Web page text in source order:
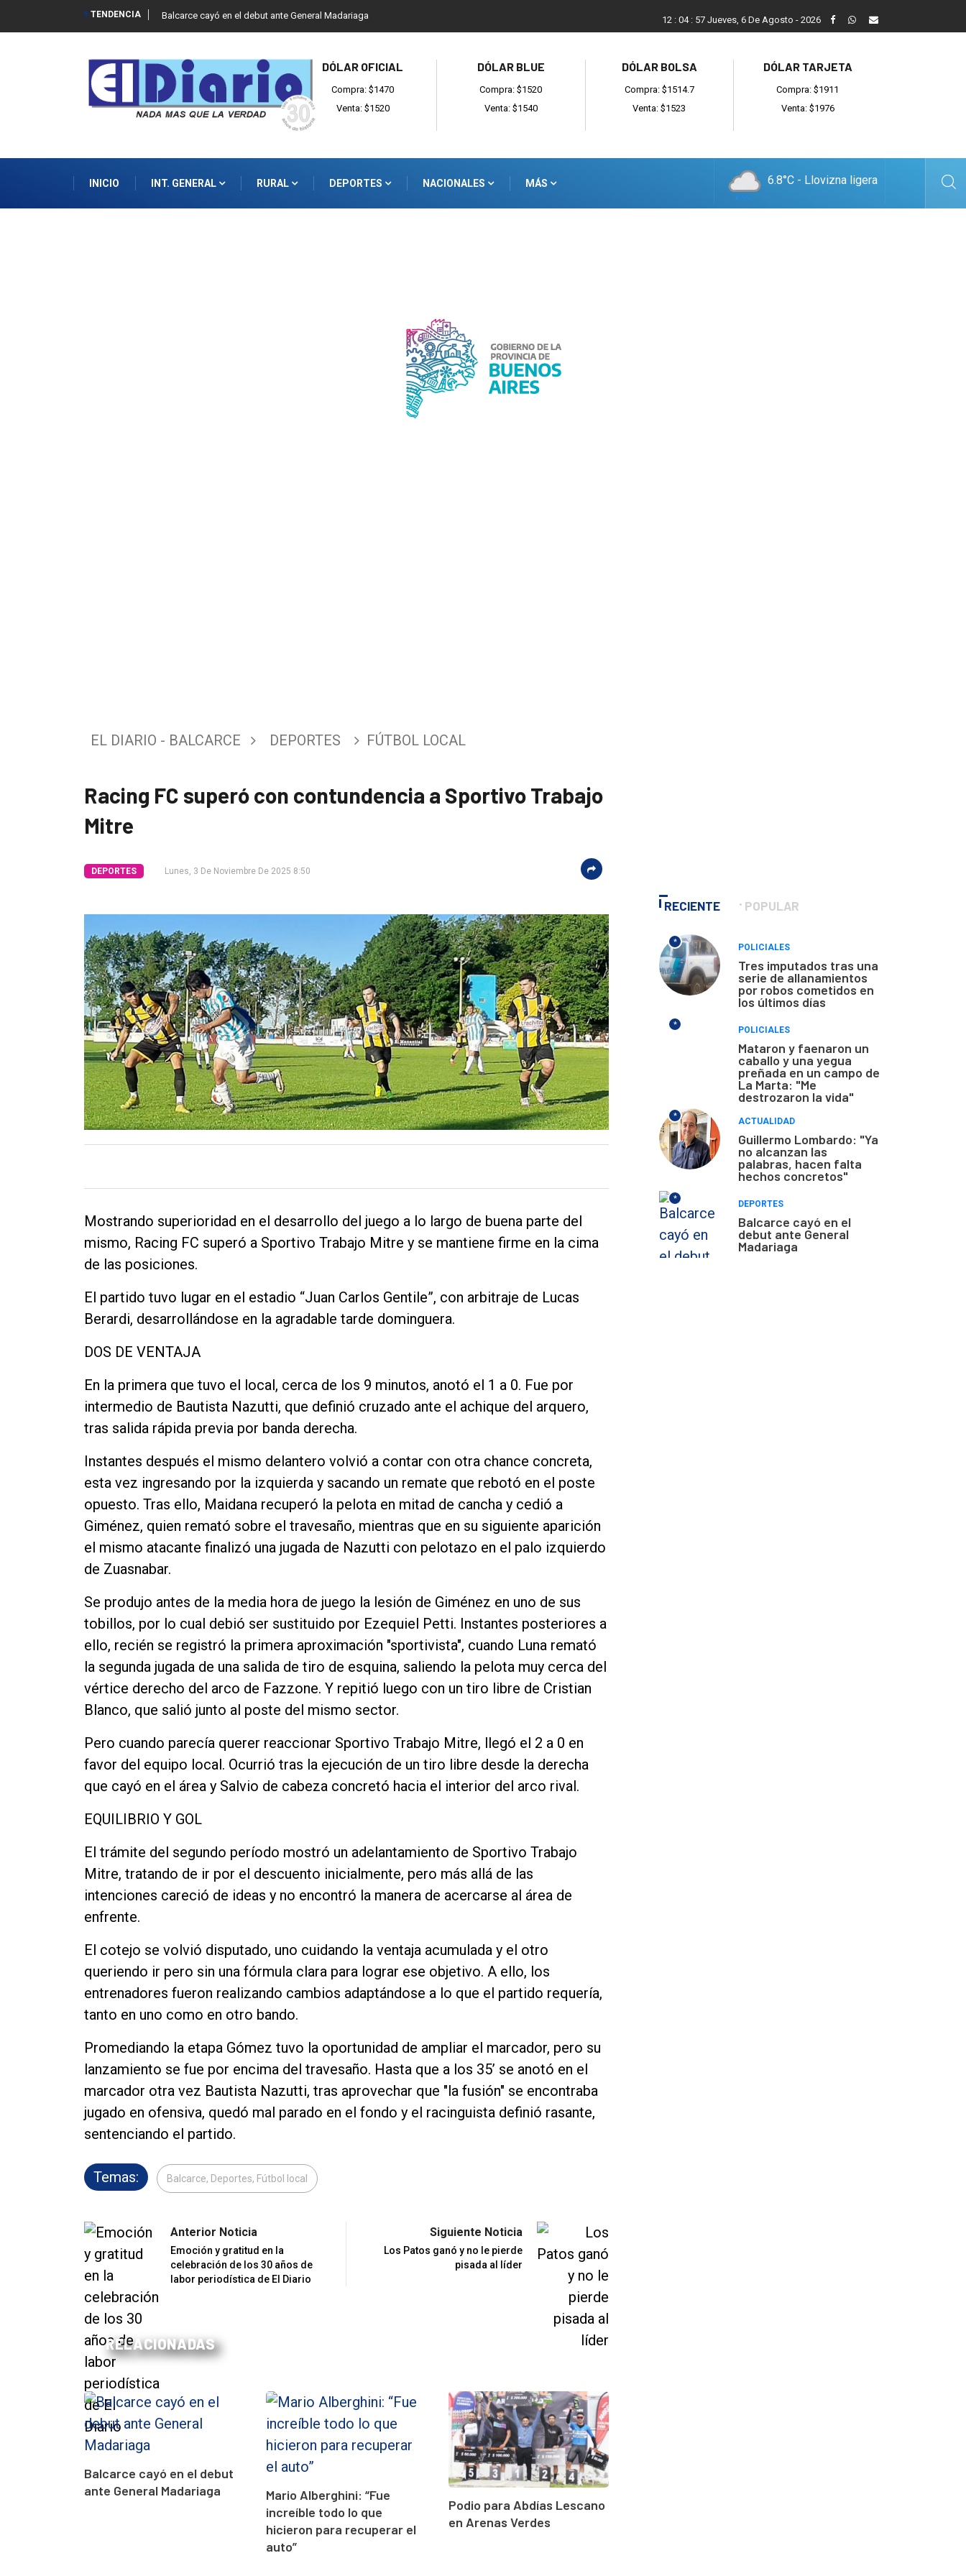
TENDENCIA Balcarce cayó en el debut ante General Madariaga Mario Alberghini: “Fue increíble todo lo que hicieron para
12 : 04: 58 Jueves, 6 De Agosto - 2026
DÓLAR OFICIAL
Compra: $1470
Venta: $1520
DÓLAR BLUE
Compra: $1520
Venta: $1540
DÓLAR BOLSA
Compra: $1514.7
Venta: $1523
DÓLAR TARJETA
Compra: $1911
Venta: $1976
INICIO INT. GENERAL RURAL DEPORTES NACIONALES MÁS 6.8°C - Llovizna ligera
Entrevistas
Fúnebres
Nosotros
Contacto
EL DIARIO - BALCARCE DEPORTES FÚTBOL LOCAL
Racing FC superó con contundencia a Sportivo Trabajo
Mitre
DEPORTES Lunes, 3 De Noviembre De 2025 8:50
Mostrando superioridad en el desarrollo del juego a lo largo de buena parte del
mismo, Racing FC superó a Sportivo Trabajo Mitre y se mantiene firme en la cima
de las posiciones.
El partido tuvo lugar en el estadio “Juan Carlos Gentile”, con arbitraje de Lucas
Berardi, desarrollándose en la agradable tarde dominguera.
DOS DE VENTAJA
En la primera que tuvo el local, cerca de los 9 minutos, anotó el 1 a 0. Fue por
intermedio de Bautista Nazutti, que definió cruzado ante el achique del arquero,
tras salida rápida previa por banda derecha.
Instantes después el mismo delantero volvió a contar con otra chance concreta,
esta vez ingresando por la izquierda y sacando un remate que rebotó en el poste
opuesto. Tras ello, Maidana recuperó la pelota en mitad de cancha y cedió a
Giménez, quien remató sobre el travesaño, mientras que en su siguiente aparición
el mismo atacante finalizó una jugada de Nazutti con pelotazo en el palo izquierdo
de Zuasnabar.
Se produjo antes de la media hora de juego la lesión de Giménez en uno de sus
tobillos, por lo cual debió ser sustituido por Ezequiel Petti. Instantes posteriores a
ello, recién se registró la primera aproximación "sportivista", cuando Luna remató
la segunda jugada de una salida de tiro de esquina, saliendo la pelota muy cerca del
vértice derecho del arco de Fazzone. Y repitió luego con un tiro libre de Cristian
Blanco, que salió junto al poste del mismo sector.
Pero cuando parecía querer reaccionar Sportivo Trabajo Mitre, llegó el 2 a 0 en
favor del equipo local. Ocurrió tras la ejecución de un tiro libre desde la derecha
que cayó en el área y Salvio de cabeza concretó hacia el interior del arco rival.
EQUILIBRIO Y GOL
El trámite del segundo período mostró un adelantamiento de Sportivo Trabajo
Mitre, tratando de ir por el descuento inicialmente, pero más allá de las
intenciones careció de ideas y no encontró la manera de acercarse al área de
enfrente.
El cotejo se volvió disputado, uno cuidando la ventaja acumulada y el otro
queriendo ir pero sin una fórmula clara para lograr ese objetivo. A ello, los
entrenadores fueron realizando cambios adaptándose a lo que el partido requería,
tanto en uno como en otro bando.
Promediando la etapa Gómez tuvo la oportunidad de ampliar el marcador, pero su
lanzamiento se fue por encima del travesaño. Hasta que a los 35’ se anotó en el
marcador otra vez Bautista Nazutti, tras aprovechar que "la fusión" se encontraba
jugado en ofensiva, quedó mal parado en el fondo y el racinguista definió rasante,
sentenciando el partido.
Temas: Balcarce, Deportes, Fútbol local
Anterior Noticia
Emoción y gratitud en la
celebración de los 30 años de
labor periodística de El Diario
Siguiente Noticia
Los Patos ganó y no le pierde
pisada al líder
RELACIONADAS
Balcarce cayó en el debut
ante General Madariaga
Mario Alberghini: “Fue
increíble todo lo que
hicieron para recuperar el
auto”
Podio para Abdías Lescano
en Arenas Verdes
RECIENTE POPULAR
*
POLICIALES
Tres imputados tras una
serie de allanamientos
por robos cometidos en
los últimos días
*
POLICIALES
Mataron y faenaron un
caballo y una yegua
preñada en un campo de
La Marta: "Me
destrozaron la vida"
*
ACTUALIDAD
Guillermo Lombardo: "Ya
no alcanzan las
palabras, hacen falta
hechos concretos"
*
DEPORTES
Balcarce cayó en el
debut ante General
Madariaga